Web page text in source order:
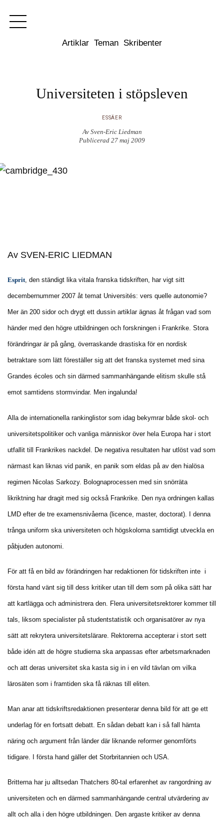
Artiklar Teman Skribenter
Universiteten i stöpsleven
ESSÄER
Av Sven-Eric Liedman
Publicerad 27 maj 2009
Av SVEN-ERIC LIEDMAN
Esprit, den ständigt lika vitala franska tidskriften, har vigt sitt
decembernummer 2007 åt temat Universités: vers quelle autonomie?
Mer än 200 sidor och drygt ett dussin artiklar ägnas åt frågan vad som
händer med den högre utbildningen och forskningen i Frankrike. Stora
förändringar är på gång, överraskande drastiska för en nordisk
betraktare som lätt föreställer sig att det franska systemet med sina
Grandes écoles och sin därmed sammanhängande elitism skulle stå
emot samtidens stormvindar. Men ingalunda!
Alla de internationella rankinglistor som idag bekymrar både skol- och
universitetspolitiker och vanliga människor över hela Europa har i stort
utfallit till Frankrikes nackdel. De negativa resultaten har utlöst vad som
närmast kan liknas vid panik, en panik som eldas på av den hialösa
regimen Nicolas Sarkozy. Bolognaprocessen med sin snörräta
likriktning har dragit med sig också Frankrike. Den nya ordningen kallas
LMD efter de tre examensnivåerna (licence, master, doctorat). I denna
trånga uniform ska universiteten och högskolorna samtidigt utveckla en
påbjuden autonomi.
För att få en bild av förändringen har redaktionen för tidskriften inte i
första hand vänt sig till dess kritiker utan till dem som på olika sätt har
att kartlägga och administrera den. Flera universitetsrektorer kommer till
tals, liksom specialister på studentstatistik och organisatörer av nya
sätt att rekrytera universitetslärare. Rektorerna accepterar i stort sett
både idén att de högre studierna ska anpassas efter arbetsmarknaden
och att deras universitet ska kasta sig in i en vild tävlan om vilka
lärosäten som i framtiden ska få räknas till eliten.
Man anar att tidskriftsredaktionen presenterar denna bild för att ge ett
underlag för en fortsatt debatt. En sådan debatt kan i så fall hämta
näring och argument från länder där liknande reformer genomförts
tidigare. I första hand gäller det Storbritannien och USA.
Britterna har ju alltsedan Thatchers 80-tal erfarenhet av rangordning av
universiteten och en därmed sammanhängande central utvärdering av
allt och alla i den högre utbildningen. Den argaste kritiker av denna